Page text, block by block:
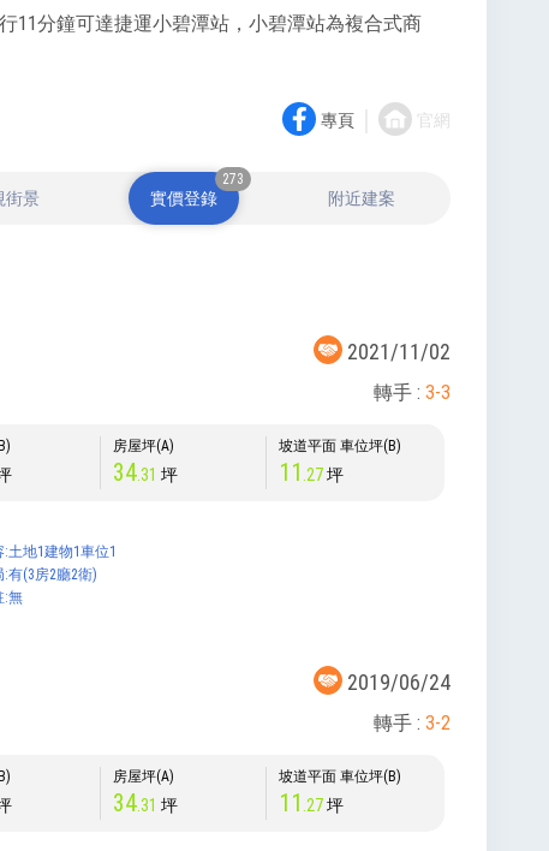
11分鐘可達捷運小碧潭站，小碧潭站為複合式商
專頁 官網
街景 實價登錄
273
附近建案
2021/11/02
轉手 : 3-3
房屋坪(A)
34.31 坪
坡道平面 車位坪(B)
11 .27坪
土地1建物1車位1
有(3房2廳2衛)
:無
2019/06/24
轉手 : 3-2
房屋坪(A)
34.31 坪
坡道平面 車位坪(B)
11 .27坪